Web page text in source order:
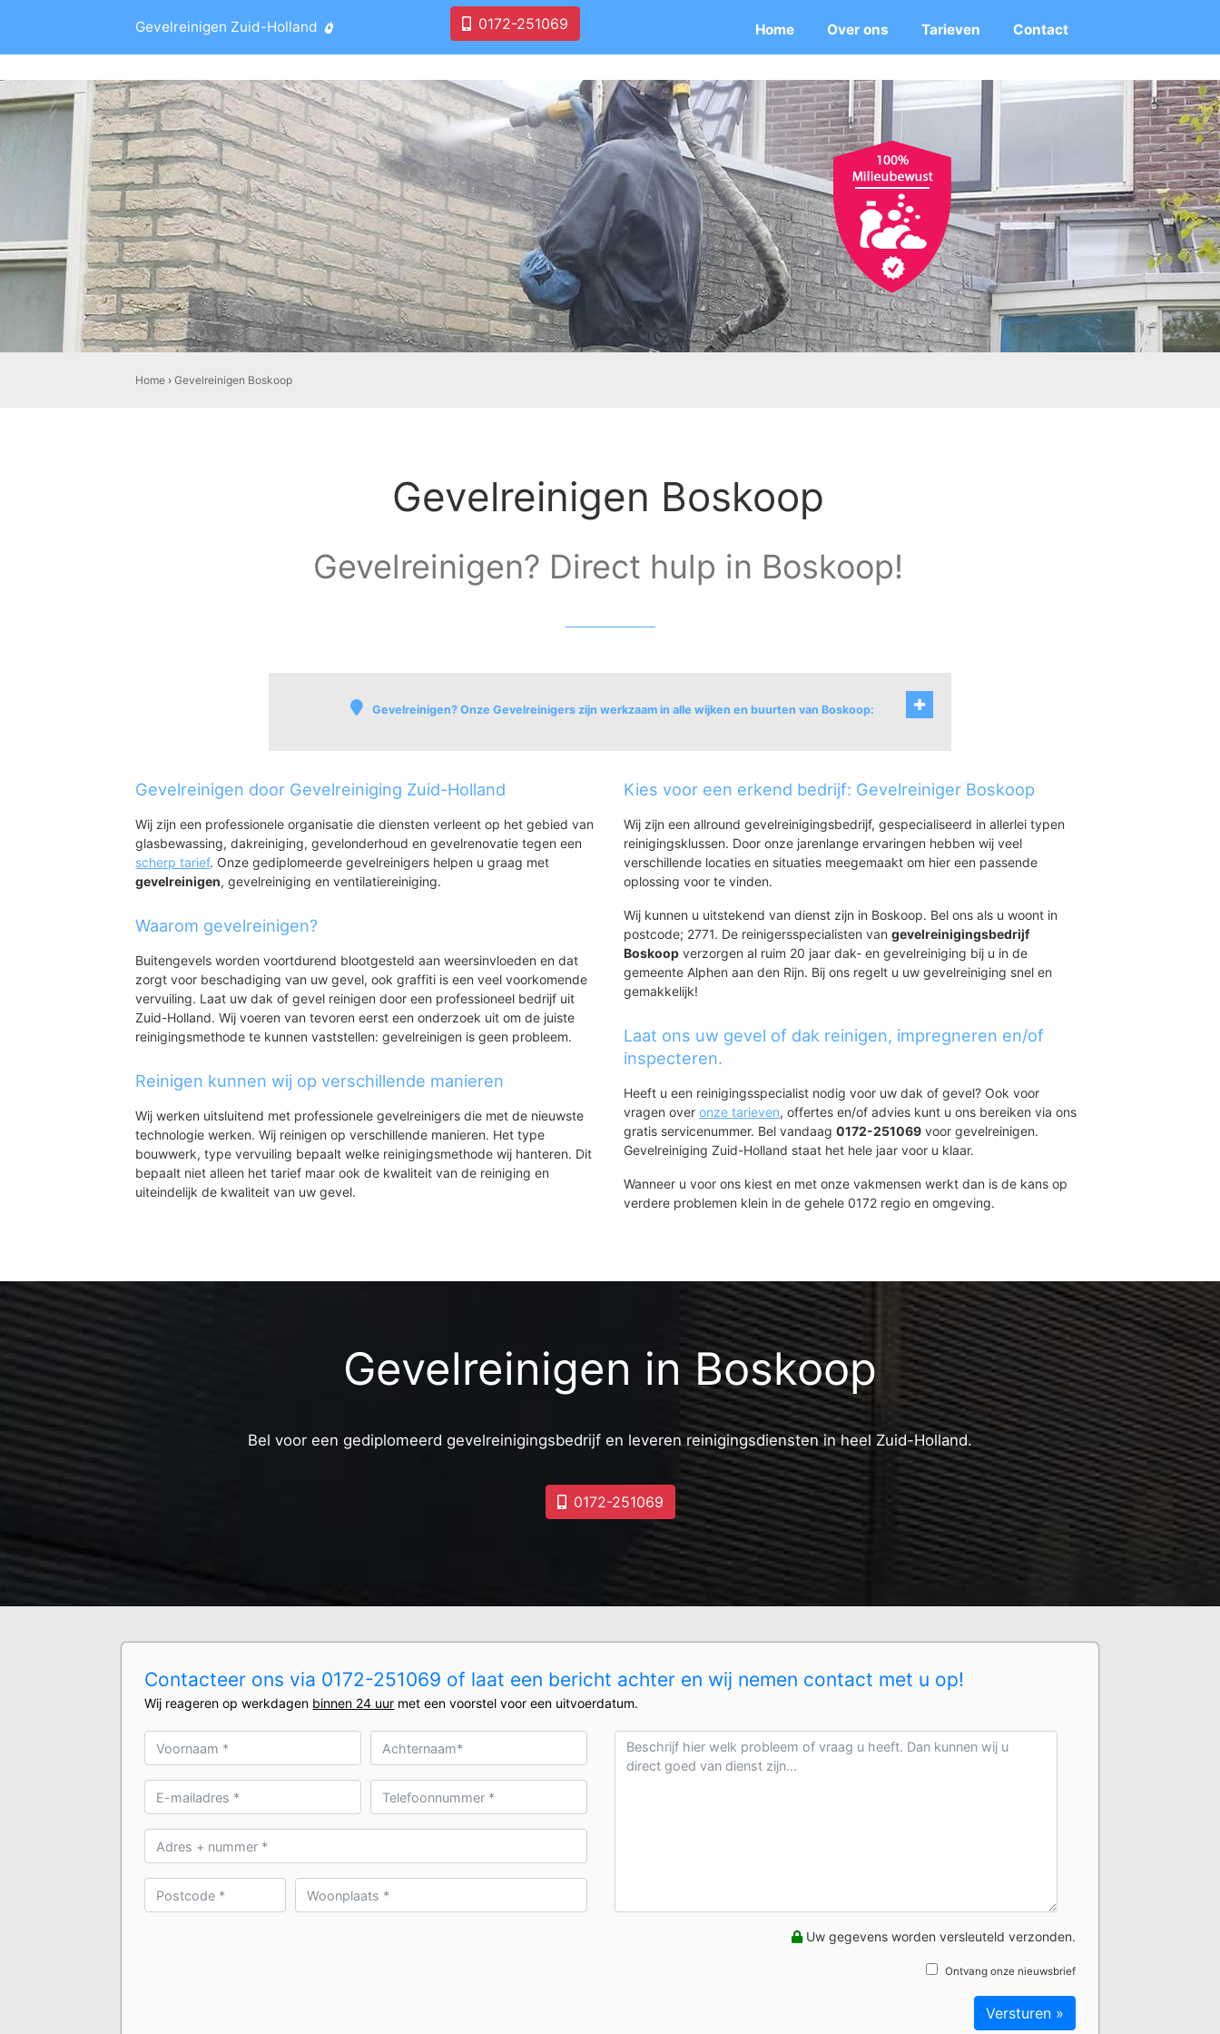
Gevelreinigen Zuid-Holland 0172-251069 Home Over ons Tarieven Contact
Home ›Gevelreinigen Boskoop
Gevelreinigen Boskoop
Gevelreinigen? Direct hulp in Boskoop!
Gevelreinigen? Onze Gevelreinigers zijn werkzaam in alle wijken en buurten van Boskoop:
Nesse
Rijneveld-Noord
Rijneveld-Zuid
Laag Boskoop
Draaistok
Biezen-West
Snijdelwijk
Vogelbuurt
Voorofschebuurt
Appelbuurt
Botanicusbuurt
Zuidwijk
Spoelwijk
Gevelreinigen door Gevelreiniging Zuid-Holland
Wij zijn een professionele organisatie die diensten verleent op het gebied van
glasbewassing, dakreiniging, gevelonderhoud en gevelrenovatie tegen een
scherp tarief. Onze gediplomeerde gevelreinigers helpen u graag met
gevelreinigen, gevelreiniging en ventilatiereiniging.
Waarom gevelreinigen?
Buitengevels worden voortdurend blootgesteld aan weersinvloeden en dat
zorgt voor beschadiging van uw gevel, ook graffiti is een veel voorkomende
vervuiling. Laat uw dak of gevel reinigen door een professioneel bedrijf uit
Zuid-Holland. Wij voeren van tevoren eerst een onderzoek uit om de juiste
reinigingsmethode te kunnen vaststellen: gevelreinigen is geen probleem.
Reinigen kunnen wij op verschillende manieren
Wij werken uitsluitend met professionele gevelreinigers die met de nieuwste
technologie werken. Wij reinigen op verschillende manieren. Het type
bouwwerk, type vervuiling bepaalt welke reinigingsmethode wij hanteren. Dit
bepaalt niet alleen het tarief maar ook de kwaliteit van de reiniging en
uiteindelijk de kwaliteit van uw gevel.
Kies voor een erkend bedrijf: Gevelreiniger Boskoop
Wij zijn een allround gevelreinigingsbedrijf, gespecialiseerd in allerlei typen
reinigingsklussen. Door onze jarenlange ervaringen hebben wij veel
verschillende locaties en situaties meegemaakt om hier een passende
oplossing voor te vinden.
Wij kunnen u uitstekend van dienst zijn in Boskoop. Bel ons als u woont in
postcode; 2771. De reinigersspecialisten van gevelreinigingsbedrijf
Boskoop verzorgen al ruim 20 jaar dak- en gevelreiniging bij u in de
gemeente Alphen aan den Rijn. Bij ons regelt u uw gevelreiniging snel en
gemakkelijk!
Laat ons uw gevel of dak reinigen, impregneren en/of
inspecteren.
Heeft u een reinigingsspecialist nodig voor uw dak of gevel? Ook voor
vragen over onze tarieven, offertes en/of advies kunt u ons bereiken via ons
gratis servicenummer. Bel vandaag 0172-251069 voor gevelreinigen.
Gevelreiniging Zuid-Holland staat het hele jaar voor u klaar.
Wanneer u voor ons kiest en met onze vakmensen werkt dan is de kans op
verdere problemen klein in de gehele 0172 regio en omgeving.
Gevelreinigen in Boskoop
Bel voor een gediplomeerd gevelreinigingsbedrijf en leveren reinigingsdiensten in heel Zuid-Holland.
0172-251069
Contacteer ons via 0172-251069 of laat een bericht achter en wij nemen contact met u op!
Wij reageren op werkdagen binnen 24 uur met een voorstel voor een uitvoerdatum.
Uw gegevens worden versleuteld verzonden.
Ontvang onze nieuwsbrief